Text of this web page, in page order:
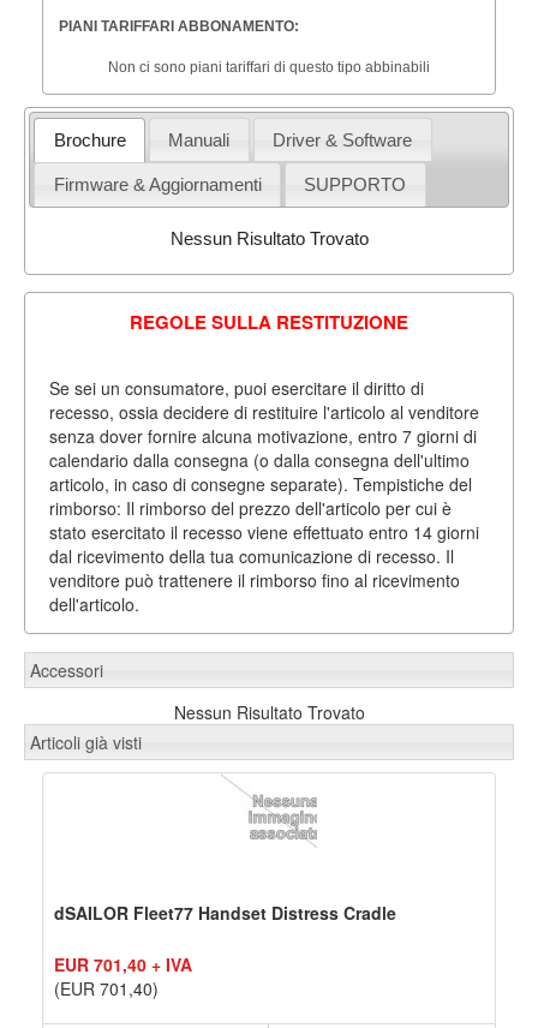
PIANI TARIFFARI ABBONAMENTO:
Non ci sono piani tariffari di questo tipo abbinabili
Brochure Manuali Driver & Software
Firmware & Aggiornamenti SUPPORTO
Nessun Risultato Trovato
REGOLE SULLA RESTITUZIONE
Se sei un consumatore, puoi esercitare il diritto di
recesso, ossia decidere di restituire l'articolo al venditore
senza dover fornire alcuna motivazione, entro 7 giorni di
calendario dalla consegna (o dalla consegna dell'ultimo
articolo, in caso di consegne separate). Tempistiche del
rimborso: Il rimborso del prezzo dell'articolo per cui è
stato esercitato il recesso viene effettuato entro 14 giorni
dal ricevimento della tua comunicazione di recesso. Il
venditore può trattenere il rimborso fino al ricevimento
dell'articolo.
Accessori
Nessun Risultato Trovato
Articoli già visti
dSAILOR Fleet77 Handset Distress Cradle
EUR 701,40 + IVA
(EUR 701,40)